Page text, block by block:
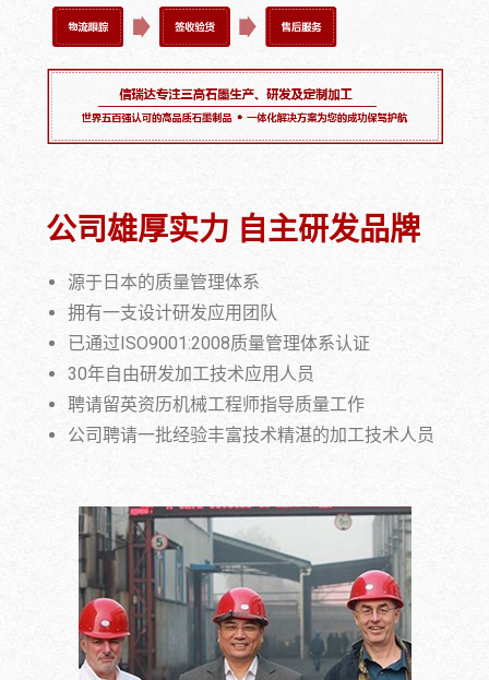
公司雄厚实力 自主研发品牌
源于日本的质量管理体系
拥有一支设计研发应用团队
已通过ISO9001:2008质量管理体系认证
30年自由研发加工技术应用人员
聘请留英资历机械工程师指导质量工作
公司聘请一批经验丰富技术精湛的加工技术人员